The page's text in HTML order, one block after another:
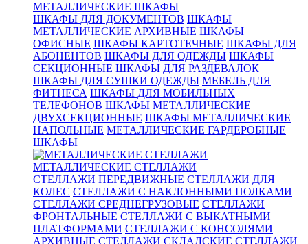
МЕТАЛЛИЧЕСКИЕ ШКАФЫ
ШКАФЫ ДЛЯ ДОКУМЕНТОВ ШКАФЫ
МЕТАЛЛИЧЕСКИЕ АРХИВНЫЕ ШКАФЫ
ОФИСНЫЕ ШКАФЫ КАРТОТЕЧНЫЕ ШКАФЫ ДЛЯ
АБОНЕНТОВ ШКАФЫ ДЛЯ ОДЕЖДЫ ШКАФЫ
СЕКЦИОННЫЕ ШКАФЫ ДЛЯ РАЗДЕВАЛОК
ШКАФЫ ДЛЯ СУШКИ ОДЕЖДЫ МЕБЕЛЬ ДЛЯ
ФИТНЕСА ШКАФЫ ДЛЯ МОБИЛЬНЫХ
ТЕЛЕФОНОВ ШКАФЫ МЕТАЛЛИЧЕСКИЕ
ДВУХСЕКЦИОННЫЕ ШКАФЫ МЕТАЛЛИЧЕСКИЕ
НАПОЛЬНЫЕ МЕТАЛЛИЧЕСКИЕ ГАРДЕРОБНЫЕ
ШКАФЫ
МЕТАЛЛИЧЕСКИЕ СТЕЛЛАЖИ
СТЕЛЛАЖИ ПЕРЕДВИЖНЫЕ СТЕЛЛАЖИ ДЛЯ
КОЛЕС СТЕЛЛАЖИ С НАКЛОННЫМИ ПОЛКАМИ
СТЕЛЛАЖИ СРЕДНЕГРУЗОВЫЕ СТЕЛЛАЖИ
ФРОНТАЛЬНЫЕ СТЕЛЛАЖИ С ВЫКАТНЫМИ
ПЛАТФОРМАМИ СТЕЛЛАЖИ С КОНСОЛЯМИ
АРХИВНЫЕ СТЕЛЛАЖИ СКЛАДСКИЕ СТЕЛЛАЖИ